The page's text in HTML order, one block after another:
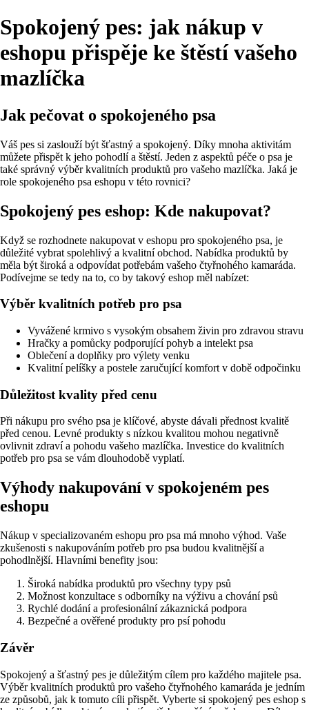
Spokojený pes: jak nákup v
eshopu přispěje ke štěstí vašeho
mazlíčka
Jak pečovat o spokojeného psa
Váš pes si zaslouží být šťastný a spokojený. Díky mnoha aktivitám
můžete přispět k jeho pohodlí a štěstí. Jeden z aspektů péče o psa je
také správný výběr kvalitních produktů pro vašeho mazlíčka. Jaká je
role spokojeného psa eshopu v této rovnici?
Spokojený pes eshop: Kde nakupovat?
Když se rozhodnete nakupovat v eshopu pro spokojeného psa, je
důležité vybrat spolehlivý a kvalitní obchod. Nabídka produktů by
měla být široká a odpovídat potřebám vašeho čtyřnohého kamaráda.
Podívejme se tedy na to, co by takový eshop měl nabízet:
Výběr kvalitních potřeb pro psa
Vyvážené krmivo s vysokým obsahem živin pro zdravou stravu
Hračky a pomůcky podporující pohyb a intelekt psa
Oblečení a doplňky pro výlety venku
Kvalitní pelíšky a postele zaručující komfort v době odpočinku
Důležitost kvality před cenu
Při nákupu pro svého psa je klíčové, abyste dávali přednost kvalitě
před cenou. Levné produkty s nízkou kvalitou mohou negativně
ovlivnit zdraví a pohodu vašeho mazlíčka. Investice do kvalitních
potřeb pro psa se vám dlouhodobě vyplatí.
Výhody nakupování v spokojeném pes
eshopu
Nákup v specializovaném eshopu pro psa má mnoho výhod. Vaše
zkušenosti s nakupováním potřeb pro psa budou kvalitnější a
pohodlnější. Hlavními benefity jsou:
Široká nabídka produktů pro všechny typy psů
Možnost konzultace s odborníky na výživu a chování psů
Rychlé dodání a profesionální zákaznická podpora
Bezpečné a ověřené produkty pro psí pohodu
Závěr
Spokojený a šťastný pes je důležitým cílem pro každého majitele psa.
Výběr kvalitních produktů pro vašeho čtyřnohého kamaráda je jedním
ze způsobů, jak k tomuto cíli přispět. Vyberte si spokojený pes eshop s